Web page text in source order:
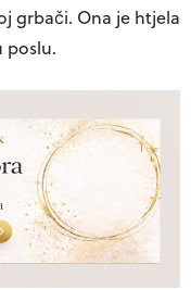
grbači. Ona je htjela
poslu.